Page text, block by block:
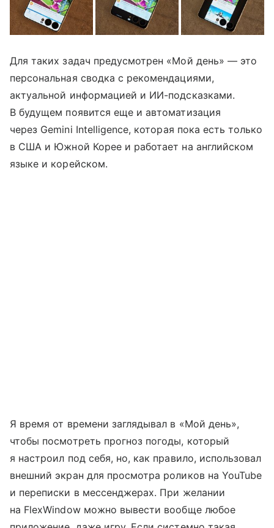
Для таких задач предусмотрен «Мой день» — это
персональная сводка с рекомендациями,
актуальной информацией и ИИ-подсказками.
В будущем появится еще и автоматизация
через Gemini Intelligence, которая пока есть только
в США и Южной Корее и работает на английском
языке и корейском.
Я время от времени заглядывал в «Мой день»,
чтобы посмотреть прогноз погоды, который
я настроил под себя, но, как правило, использовал
внешний экран для просмотра роликов на YouTube
и переписки в мессенджерах. При желании
на FlexWindow можно вывести вообще любое